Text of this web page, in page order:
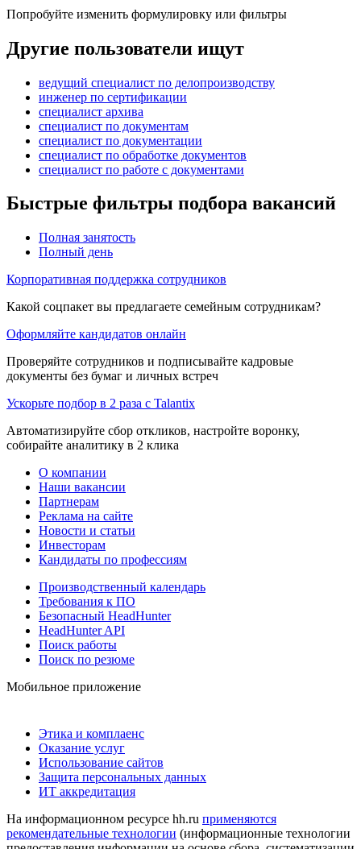
Попробуйте изменить формулировку или фильтры
Другие пользователи ищут
ведущий специалист по делопроизводству
инженер по сертификации
специалист архива
специалист по документам
специалист по документации
специалист по обработке документов
специалист по работе с документами
Быстрые фильтры подбора вакансий
Полная занятость
Полный день
Корпоративная поддержка сотрудников
Какой соцпакет вы предлагаете семейным сотрудникам?
Оформляйте кандидатов онлайн
Проверяйте сотрудников и подписывайте кадровые
документы без бумаг и личных встреч
Ускорьте подбор в 2 раза с Talantix
Автоматизируйте сбор откликов, настройте воронку,
собирайте аналитику в 2 клика
О компании
Наши вакансии
Партнерам
Реклама на сайте
Новости и статьи
Инвесторам
Кандидаты по профессиям
Производственный календарь
Требования к ПО
Безопасный HeadHunter
HeadHunter API
Поиск работы
Поиск по резюме
Мобильное приложение
Этика и комплаенс
Оказание услуг
Использование сайтов
Защита персональных данных
ИТ аккредитация
На информационном ресурсе hh.ru применяются
рекомендательные технологии (информационные технологии